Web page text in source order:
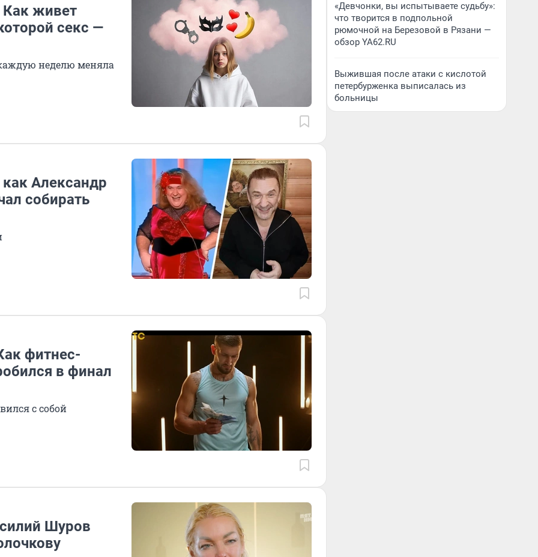
Как живет
секс —
неделю меняла
как Александр
собирать
фитнес-
в финал
с собой
Шуров
«Девчонки, вы испытываете судьбу»:
что творится в подпольной
рюмочной на Березовой в Рязани —
обзор YA62.RU
Выжившая после атаки с кислотой
петербурженка выписалась из
больницы